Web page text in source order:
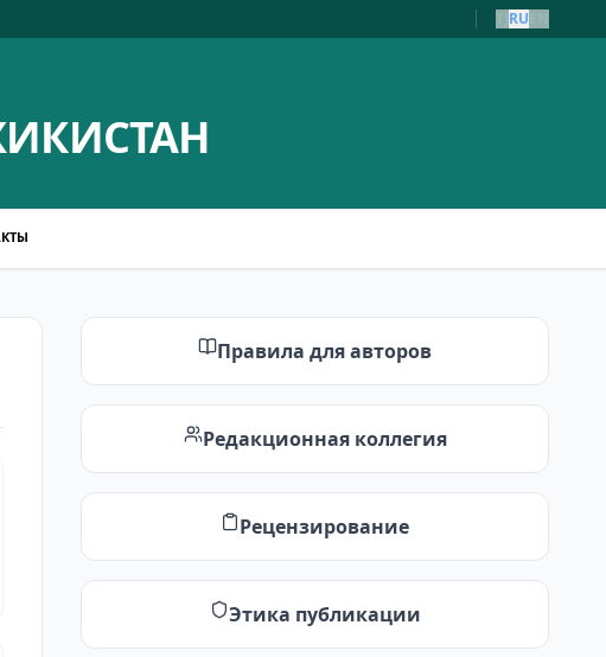
RU
Правила для авторов
Редакционная коллегия
Рецензирование
Этика публикации